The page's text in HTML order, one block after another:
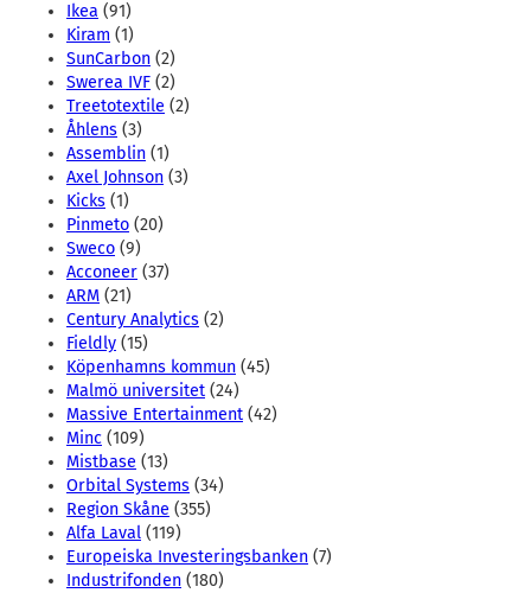
Ikea (91)
Kiram (1)
SunCarbon (2)
Swerea IVF (2)
Treetotextile (2)
Åhlens (3)
Assemblin (1)
Axel Johnson (3)
Kicks (1)
Pinmeto (20)
Sweco (9)
Acconeer (37)
ARM (21)
Century Analytics (2)
Fieldly (15)
Köpenhamns kommun (45)
Malmö universitet (24)
Massive Entertainment (42)
Minc (109)
Mistbase (13)
Orbital Systems (34)
Region Skåne (355)
Alfa Laval (119)
Europeiska Investeringsbanken (7)
Industrifonden (180)